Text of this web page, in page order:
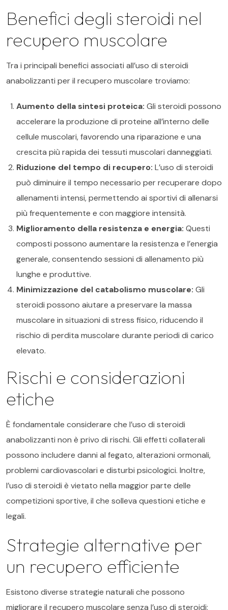
Benefici degli steroidi nel
recupero muscolare
Tra i principali benefici associati all’uso di steroidi
anabolizzanti per il recupero muscolare troviamo:
Aumento della sintesi proteica: Gli steroidi possono
accelerare la produzione di proteine all’interno delle
cellule muscolari, favorendo una riparazione e una
crescita più rapida dei tessuti muscolari danneggiati.
Riduzione del tempo di recupero: L’uso di steroidi
può diminuire il tempo necessario per recuperare dopo
allenamenti intensi, permettendo ai sportivi di allenarsi
più frequentemente e con maggiore intensità.
Miglioramento della resistenza e energia: Questi
composti possono aumentare la resistenza e l’energia
generale, consentendo sessioni di allenamento più
lunghe e produttive.
Minimizzazione del catabolismo muscolare: Gli
steroidi possono aiutare a preservare la massa
muscolare in situazioni di stress fisico, riducendo il
rischio di perdita muscolare durante periodi di carico
elevato.
Rischi e considerazioni
etiche
È fondamentale considerare che l’uso di steroidi
anabolizzanti non è privo di rischi. Gli effetti collaterali
possono includere danni al fegato, alterazioni ormonali,
problemi cardiovascolari e disturbi psicologici. Inoltre,
l’uso di steroidi è vietato nella maggior parte delle
competizioni sportive, il che solleva questioni etiche e
legali.
Strategie alternative per
un recupero efficiente
Esistono diverse strategie naturali che possono
migliorare il recupero muscolare senza l’uso di steroidi: